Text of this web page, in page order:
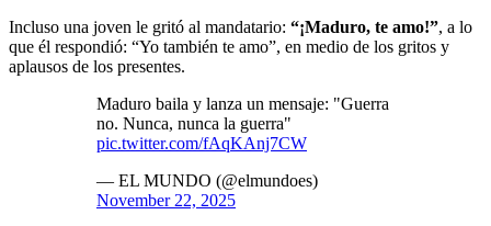
Incluso una joven le gritó al mandatario: “¡Maduro, te amo!”, a lo
que él respondió: “Yo también te amo”, en medio de los gritos y
aplausos de los presentes.
Maduro baila y lanza un mensaje: "Guerra
no. Nunca, nunca la guerra"
pic.twitter.com/fAqKAnj7CW
— EL MUNDO (@elmundoes)
November 22, 2025